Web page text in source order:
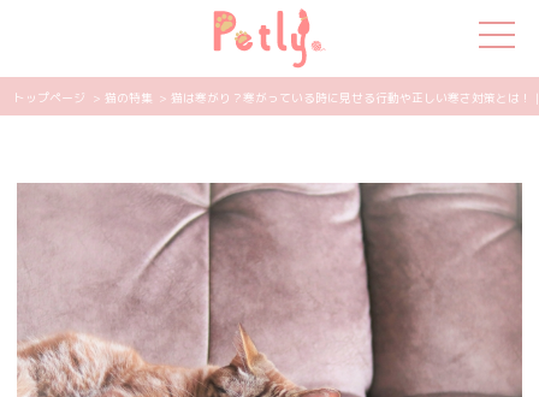
猫の特集
ペット用品
飼い主さんの悩み
ペットの気持ち
トップページ > 猫の特集 > 猫は寒がり？寒がっている時に見せる行動や正しい寒さ対策とは！